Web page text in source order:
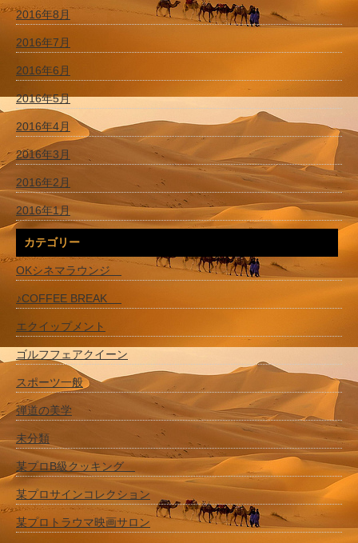
2016年8月
2016年7月
2016年6月
2016年5月
2016年4月
2016年3月
2016年2月
2016年1月
カテゴリー
OKシネマラウンジ
♪COFFEE BREAK
エクイップメント
ゴルフフェアクイーン
スポーツ一般
弾道の美学
未分類
某プロB級クッキング
某プロサインコレクション
某プロトラウマ映画サロン